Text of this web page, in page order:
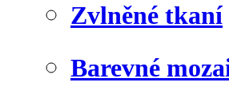
Zvlněné tkaní
Barevné